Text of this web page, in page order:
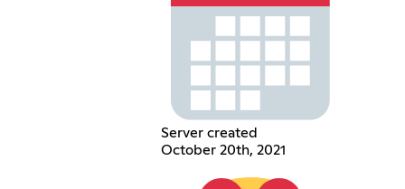
Server created
October 20th, 2021